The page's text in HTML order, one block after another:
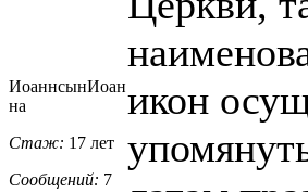
ИоаннсынИоан
на
Стаж: 17 лет
Сообщений: 7
икон